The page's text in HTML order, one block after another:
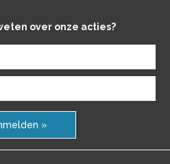
over onze acties?
»